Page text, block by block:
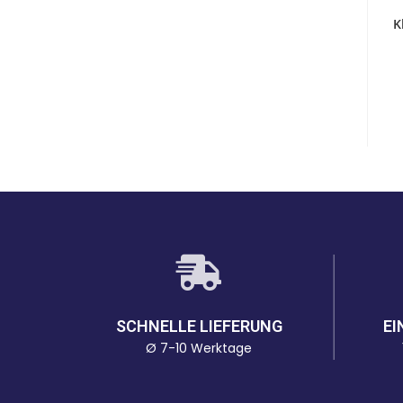
SCHNELLE LIEFERUNG
Ø 7-10 Werktage